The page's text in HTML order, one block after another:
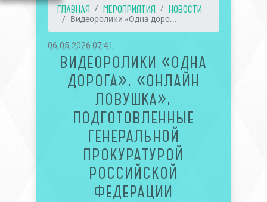
ГЛАВНАЯ МЕРОПРИЯТИЯ НОВОСТИ
Видеоролики «Одна доро...
06.05.2026 07:41
ВИДЕОРОЛИКИ «ОДНА
ДОРОГА», «ОНЛАЙН
ЛОВУШКА»,
ПОДГОТОВЛЕННЫЕ
ГЕНЕРАЛЬНОЙ
ПРОКУРАТУРОЙ
РОССИЙСКОЙ
ФЕДЕРАЦИИ